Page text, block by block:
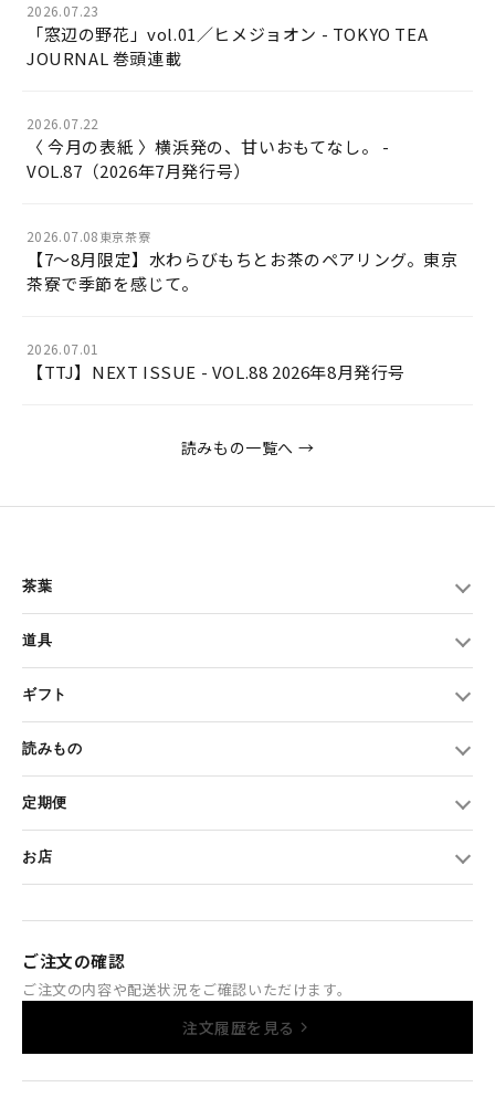
2026.07.23
「窓辺の野花」vol.01／ヒメジョオン - TOKYO TEA
JOURNAL 巻頭連載
2026.07.22
〈 今月の表紙 〉横浜発の、甘いおもてなし。 -
VOL.87（2026年7月発行号）
2026.07.08東京茶寮
【7〜8月限定】水わらびもちとお茶のペアリング。東京
茶寮で季節を感じて。
2026.07.01
【TTJ】NEXT ISSUE - VOL.88 2026年8月発行号
読みもの一覧へ →
茶葉
道具
ギフト
読みもの
定期便
お店
ご注文の確認
ご注文の内容や配送状況をご確認いただけます。
注文履歴を見る